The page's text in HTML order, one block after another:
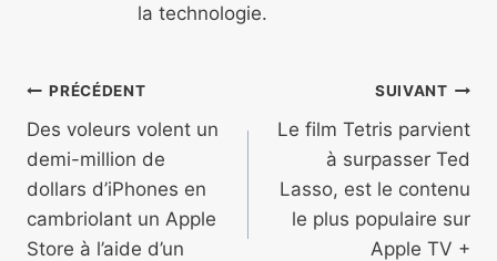
la technologie.
Navigation
de
l’article
PRÉCÉDENT
Des voleurs volent un
demi-million de
dollars d’iPhones en
cambriolant un Apple
Store à l’aide d’un
SUIVANT
Le film Tetris parvient
à surpasser Ted
Lasso, est le contenu
le plus populaire sur
Apple TV +